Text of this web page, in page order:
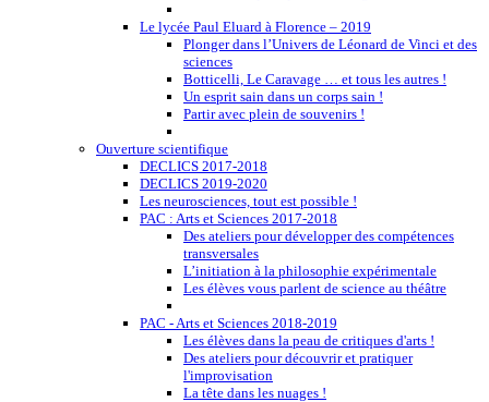
Le lycée Paul Eluard à Florence – 2019
Plonger dans l’Univers de Léonard de Vinci et des
sciences
Botticelli, Le Caravage … et tous les autres !
Un esprit sain dans un corps sain !
Partir avec plein de souvenirs !
Ouverture scientifique
DECLICS 2017-2018
DECLICS 2019-2020
Les neurosciences, tout est possible !
PAC : Arts et Sciences 2017-2018
Des ateliers pour développer des compétences
transversales
L’initiation à la philosophie expérimentale
Les élèves vous parlent de science au théâtre
PAC - Arts et Sciences 2018-2019
Les élèves dans la peau de critiques d'arts !
Des ateliers pour découvrir et pratiquer
l'improvisation
La tête dans les nuages !